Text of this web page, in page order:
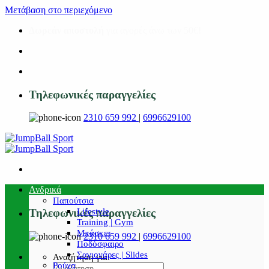
Μετάβαση στο περιεχόμενο
Τηλεφωνικές παραγγελίες
2310 659 992 | 6996629100
Τηλεφωνικές παραγγελίες
2310 659 992 | 6996629100
Αναζήτηση για:
Ανδρικά
Παπούτσια
Lifestyle
Training | Gym
Μπάσκετ
Ποδόσφαιρο
Σαγιονάρες | Slides
Ρούχα